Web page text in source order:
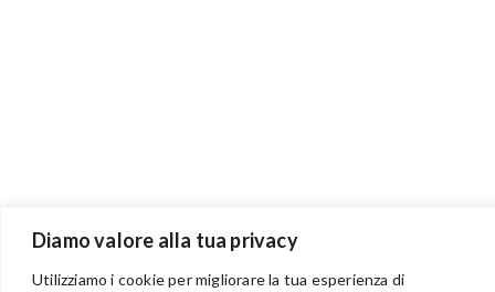
Diamo valore alla tua privacy
Utilizziamo i cookie per migliorare la tua esperienza di